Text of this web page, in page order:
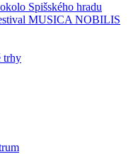
Spišského hradu
MUSICA NOBILIS
trhy